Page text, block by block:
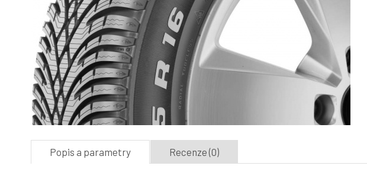
Popis a parametry Recenze (0)